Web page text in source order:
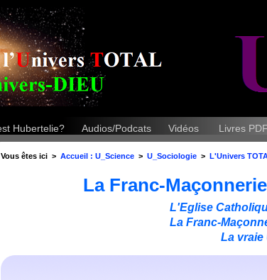
Hubertelie? Audios/Podcats Vidéos Livres PDF
Vous êtes ici > Accueil : U_Science > U_Sociologie > L'Univers
La Franc-
L'Eglise
La Franc-
La vraie